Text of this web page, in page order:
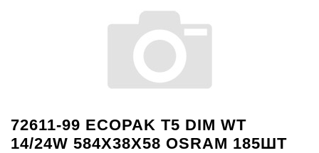
72611-99 ECOPAK T5 DIM WT
14/24W 584X38X58 OSRAM 185ШТ